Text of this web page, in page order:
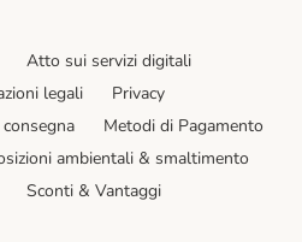
Atto sui servizi digitali
legali
Privacy
Metodi di Pagamento
ambientali & smaltimento
Sconti & Vantaggi